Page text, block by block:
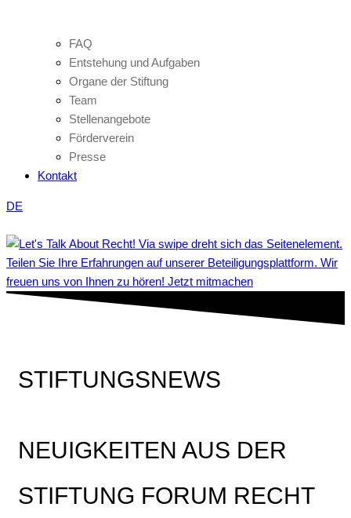
FAQ
Entstehung und Aufgaben
Organe der Stiftung
Team
Stellenangebote
Förderverein
Presse
Kontakt
DE
Teilen Sie Ihre Erfahrungen auf unserer Beteiligungsplattform. Wir
freuen uns von Ihnen zu hören! Jetzt mitmachen
STIFTUNGSNEWS
NEUIGKEITEN AUS DER
STIFTUNG FORUM RECHT